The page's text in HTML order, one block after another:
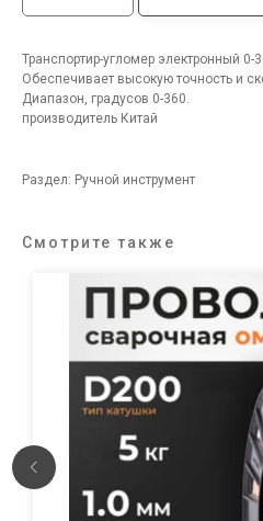
Транспортир-угломер электронный 0-
Обеспечивает высокую точность и
Диапазон, градусов 0-360.
производитель Китай
Раздел: Ручной инструмент
Смотрите также